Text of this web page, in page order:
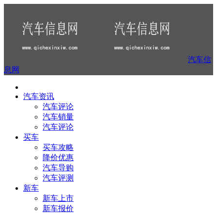
汽车信
息网
汽车资讯
汽车评论
汽车销量
汽车评论
买车
买车攻略
降价优惠
汽车导购
汽车评测
新车
新车上市
新车报价